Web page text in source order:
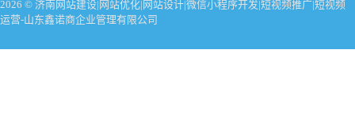
2026 © 济南网站建设|网站优化|网站设计|微信小程序开发|短视频推广|短视频
运营-山东鑫诺商企业管理有限公司